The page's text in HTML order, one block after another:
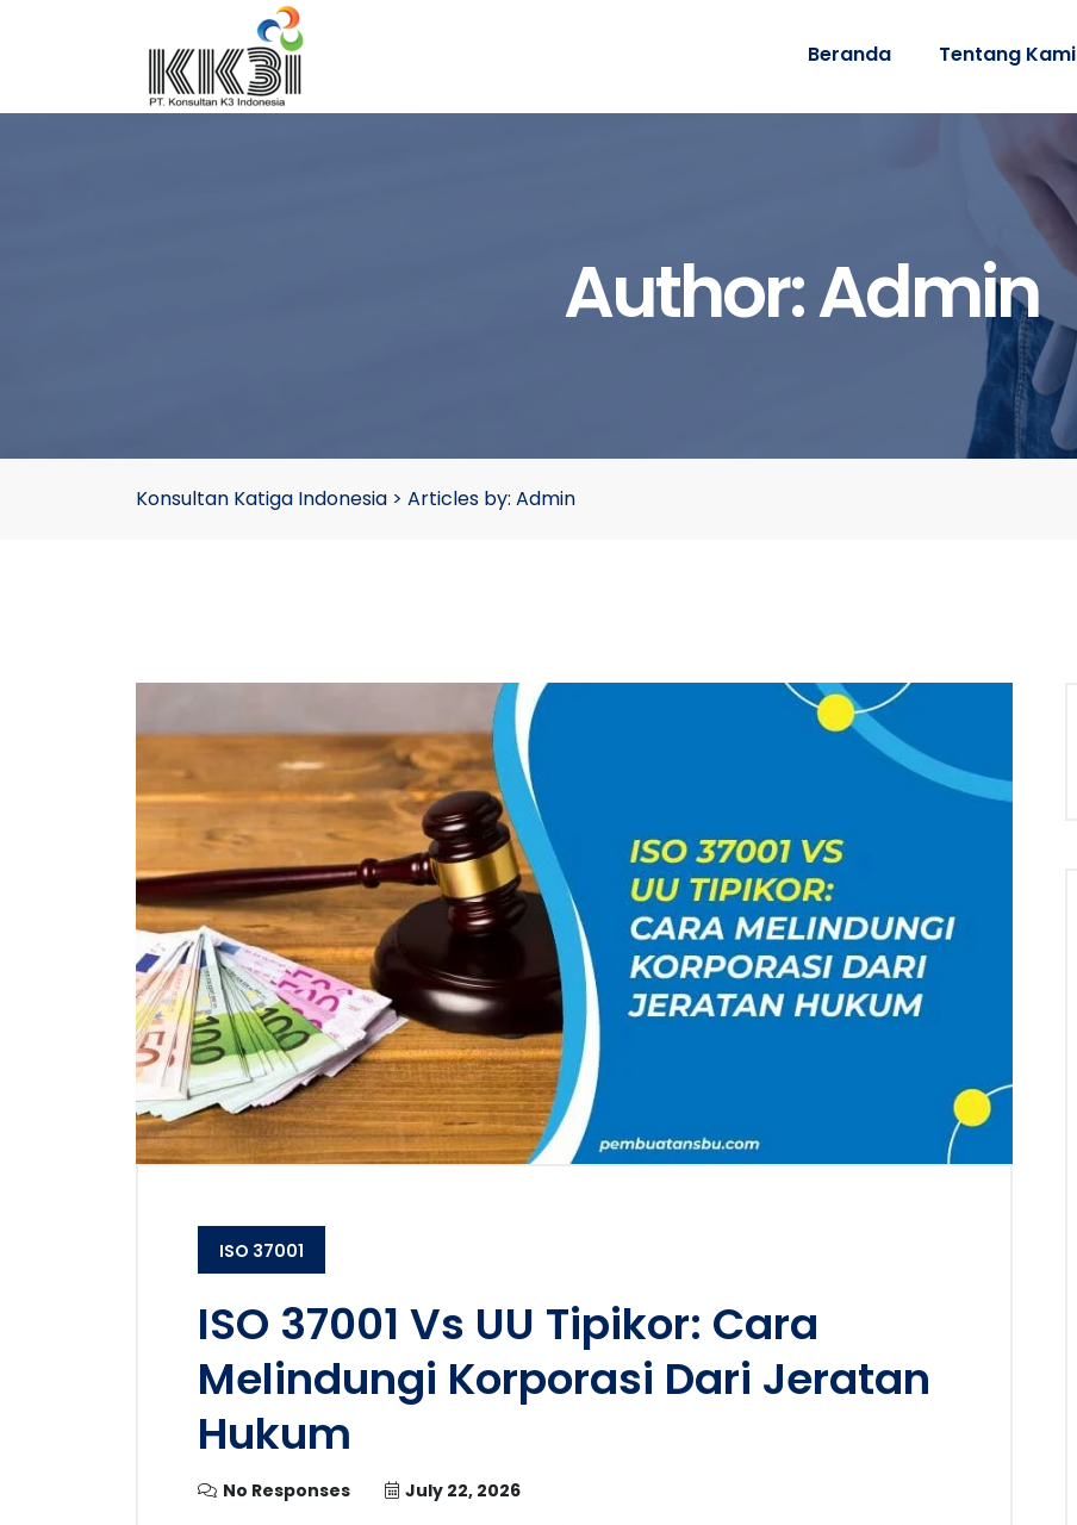
Beranda Tentang Kami
Author:Admin
Konsultan Katiga Indonesia > Articles by: Admin
ISO 37001
ISO 37001 Vs UU Tipikor: Cara
Melindungi Korporasi Dari Jeratan
Hukum
No Responses July 22, 2026